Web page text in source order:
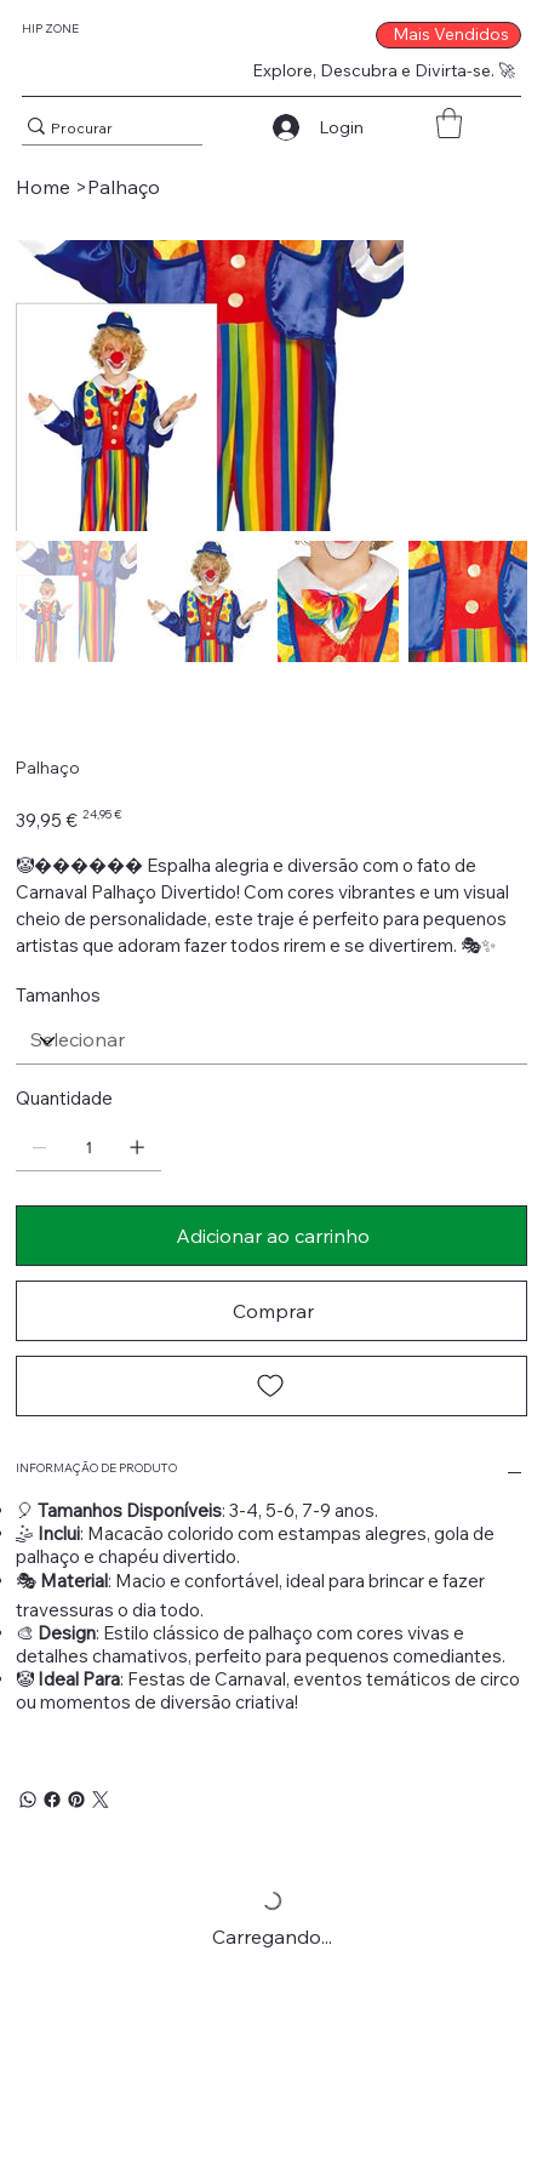
HIP ZONE
Explore, Descubra e Divirta-se. 🚀
Mais Vendidos
Login
Home >Palhaço
Palhaço
Preço
original
39,95 € Preço
24,95 €
🤡������ Espalha alegria e diversão com o fato de
Carnaval Palhaço Divertido! Com cores vibrantes e um visual
cheio de personalidade, este traje é perfeito para pequenos
artistas que adoram fazer todos rirem e se divertirem. 🎭✨
Tamanhos
Quantidade
Adicionar ao carrinho
Comprar
INFORMAÇÃO DE PRODUTO
🎈Tamanhos Disponíveis: 3-4, 5-6, 7-9 anos.
🤹 Inclui: Macacão colorido com estampas alegres, gola de
palhaço e chapéu divertido.
🎭 Material: Macio e confortável, ideal para brincar e fazer
travessuras o dia todo.
🎨 Design: Estilo clássico de palhaço com cores vivas e
detalhes chamativos, perfeito para pequenos comediantes.
🤡 Ideal Para: Festas de Carnaval, eventos temáticos de circo
ou momentos de diversão criativa!
Carregando...